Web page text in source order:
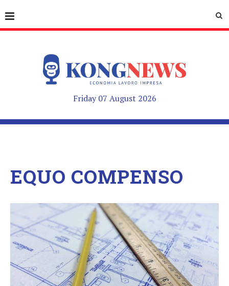
Friday 07 August 2026
EQUO COMPENSO